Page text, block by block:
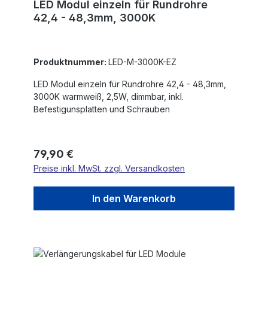
LED Modul einzeln für Rundrohre
42,4 - 48,3mm, 3000K
Produktnummer: LED-M-3000K-EZ
LED Modul einzeln für Rundrohre 42,4 - 48,3mm,
3000K warmweiß, 2,5W, dimmbar, inkl.
Befestigunsplatten und Schrauben
Regulärer Preis:
79,90 €
Preise inkl. MwSt. zzgl. Versandkosten
In den Warenkorb